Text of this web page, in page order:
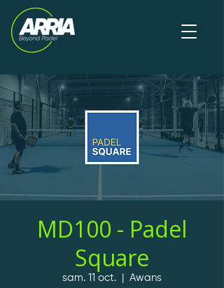
MD100 - Padel
Square
sam. 11 oct. Awans